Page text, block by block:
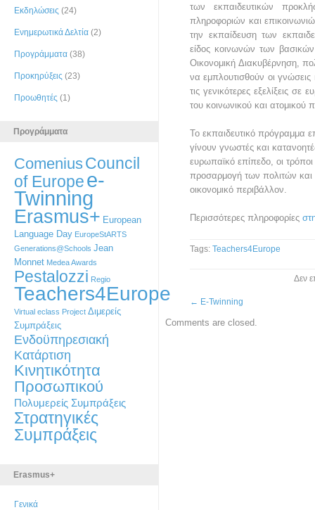
Εκδηλώσεις (24)
Ενημερωτικά Δελτία (2)
Προγράμματα (38)
Προκηρύξεις (23)
Προωθητές (1)
Προγράμματα
ComeniusCouncil
of Europee-
Twinning
Erasmus+ European
Language Day EuropeStARTS
Generations@Schools Jean
Monnet Medea Awards
Pestalozzi Regio
Teachers4Europe
Virtual eclass Project Διμερείς
Συμπράξεις
Ενδοϋπηρεσιακή
Κατάρτιση
Κινητικότητα
Προσωπικού
Πολυμερείς Συμπράξεις
Στρατηγικές
Συμπράξεις
Erasmus+
Γενικά
των εκπαιδευτικών
πληροφοριών και
την εκπαίδευση των
είδος κοινωνών των
Οικονομική Διακυβέρνηση,
να εμπλουτισθούν οι γνώσεις
τις γενικότερες εξελίξεις
του κοινωνικού και ατομικού
Το εκπαιδευτικό πρόγραμμα
γίνουν γνωστές και
ευρωπαϊκό επίπεδο, οι
προσαρμογή των πολιτών και
οικονομικό περιβάλλον.
Περισσότερες πληροφορίες
Tags: Teachers4Europe
Δεν
← E-Twinning
Comments are closed.